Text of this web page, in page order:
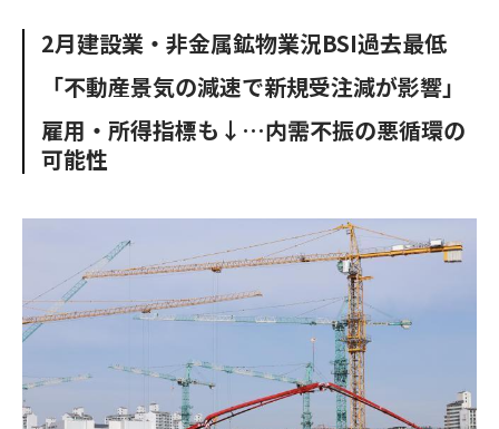
o
e
u
2月建設業・非金属鉱物業況BSI過去最低
「不動産景気の減速で新規受注減が影響」
雇用・所得指標も↓…内需不振の悪循環の
可能性